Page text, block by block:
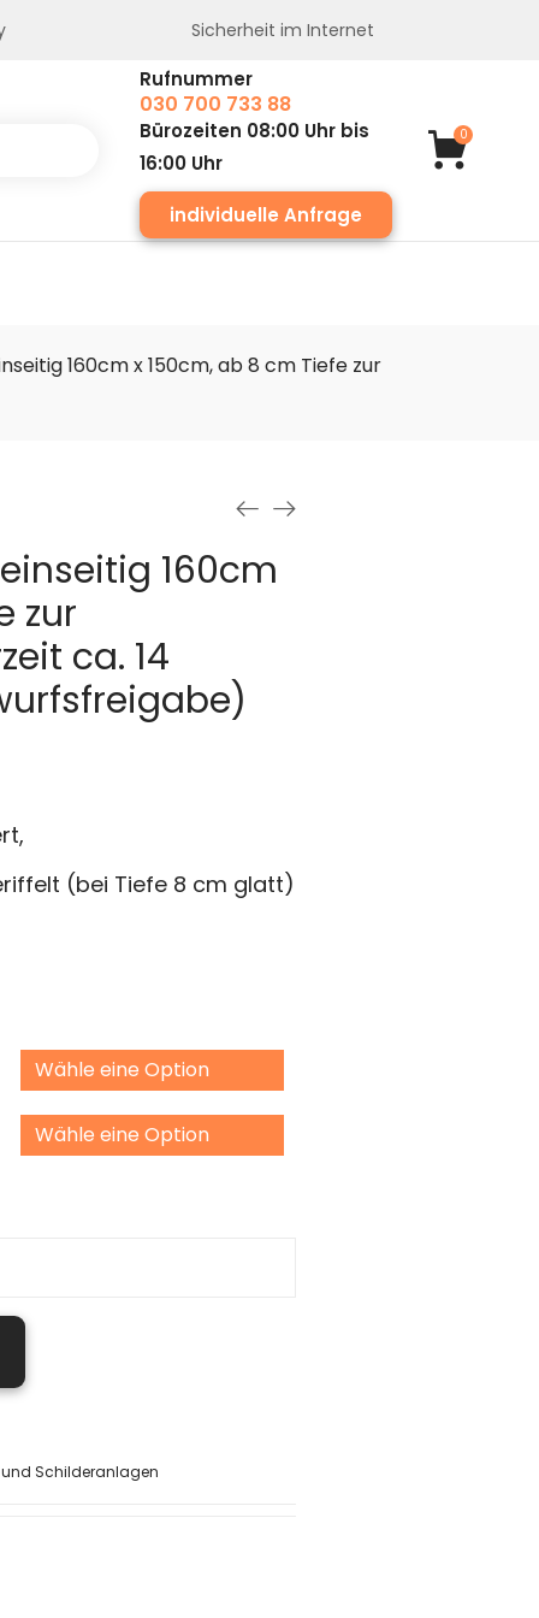
Sicherheit im Internet
Rufnummer
030 700 733 88
Bürozeiten 08:00 Uhr bis
16:00 Uhr
individuelle Anfrage
0
160cm x 150cm, ab 8 cm Tiefe zur
160cm
zur
ca. 14
(bei Tiefe 8 cm glatt)
Schilderanlagen